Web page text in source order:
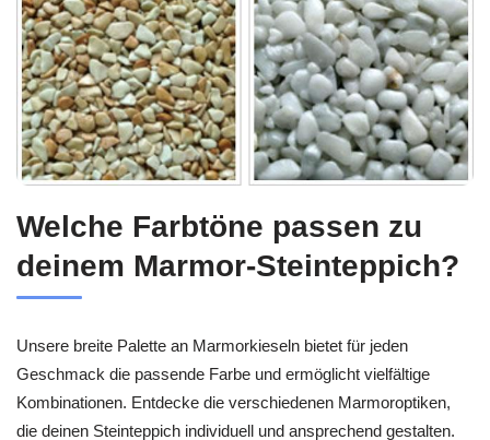
Welche Farbtöne passen zu
deinem Marmor-Steinteppich?
Unsere breite Palette an Marmorkieseln bietet für jeden
Geschmack die passende Farbe und ermöglicht vielfältige
Kombinationen. Entdecke die verschiedenen Marmoroptiken,
die deinen Steinteppich individuell und ansprechend gestalten.